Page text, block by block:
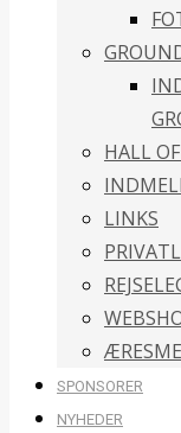
HALL
LINKS
SPONSORER
NYHEDER